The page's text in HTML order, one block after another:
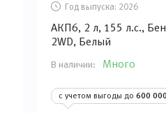
Год выпуска: 2026
АКП6, 2 л, 155 л.с.,
2WD, Белый
В наличии: Много
с учетом выгоды до 600 000